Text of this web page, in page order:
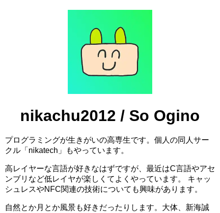
nikachu2012 / So Ogino
プログラミングが生きがいの高専生です。個人の同人サー
クル「nikatech」もやっています。
高レイヤーな言語が好きなはずですが、最近はC言語やアセ
ンブリなど低レイヤが楽しくてよくやっています。 キャッ
シュレスやNFC関連の技術についても興味があります。
自然とか月とか風景も好きだったりします。大体、新海誠